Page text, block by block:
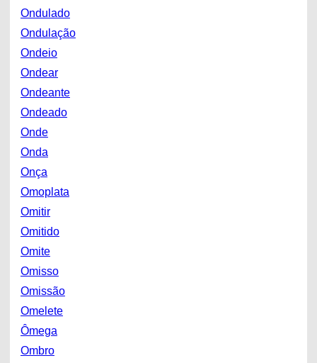
Ondulado
Ondulação
Ondeio
Ondear
Ondeante
Ondeado
Onde
Onda
Onça
Omoplata
Omitir
Omitido
Omite
Omisso
Omissão
Omelete
Ômega
Ombro